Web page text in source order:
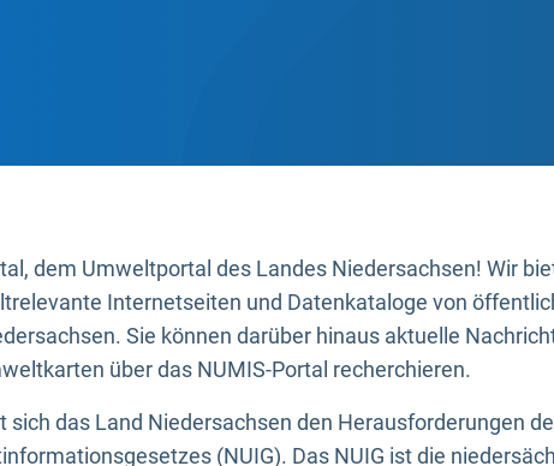
dem Umweltportal des Landes Niedersachsen! Wir
Internetseiten und Datenkataloge von
Sie können darüber hinaus aktuelle
über das NUMIS-Portal recherchieren.
sich das Land Niedersachsen den Herausforderungen
(NUIG). Das NUIG ist die